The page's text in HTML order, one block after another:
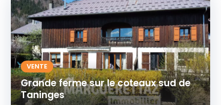
VENTE
Grande ferme sur le coteaux sud de
Taninges